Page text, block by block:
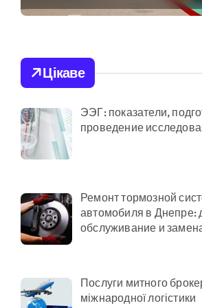
Державної служби зайнятості
бетонних укриттів
на понад 1,5 ГВт потужностей
атак
медичних
київських лікарнях
Цікаве
ЭЭГ: показатели,
проведение
Ремонт тормозной
автомобиля в Днепре:
обслуживание и
Послуги митного
міжнародної логістики